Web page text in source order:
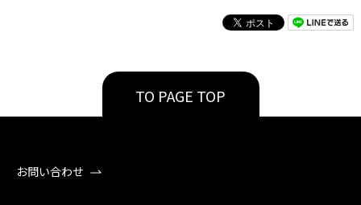
TO PAGE TOP
お問い合わせ